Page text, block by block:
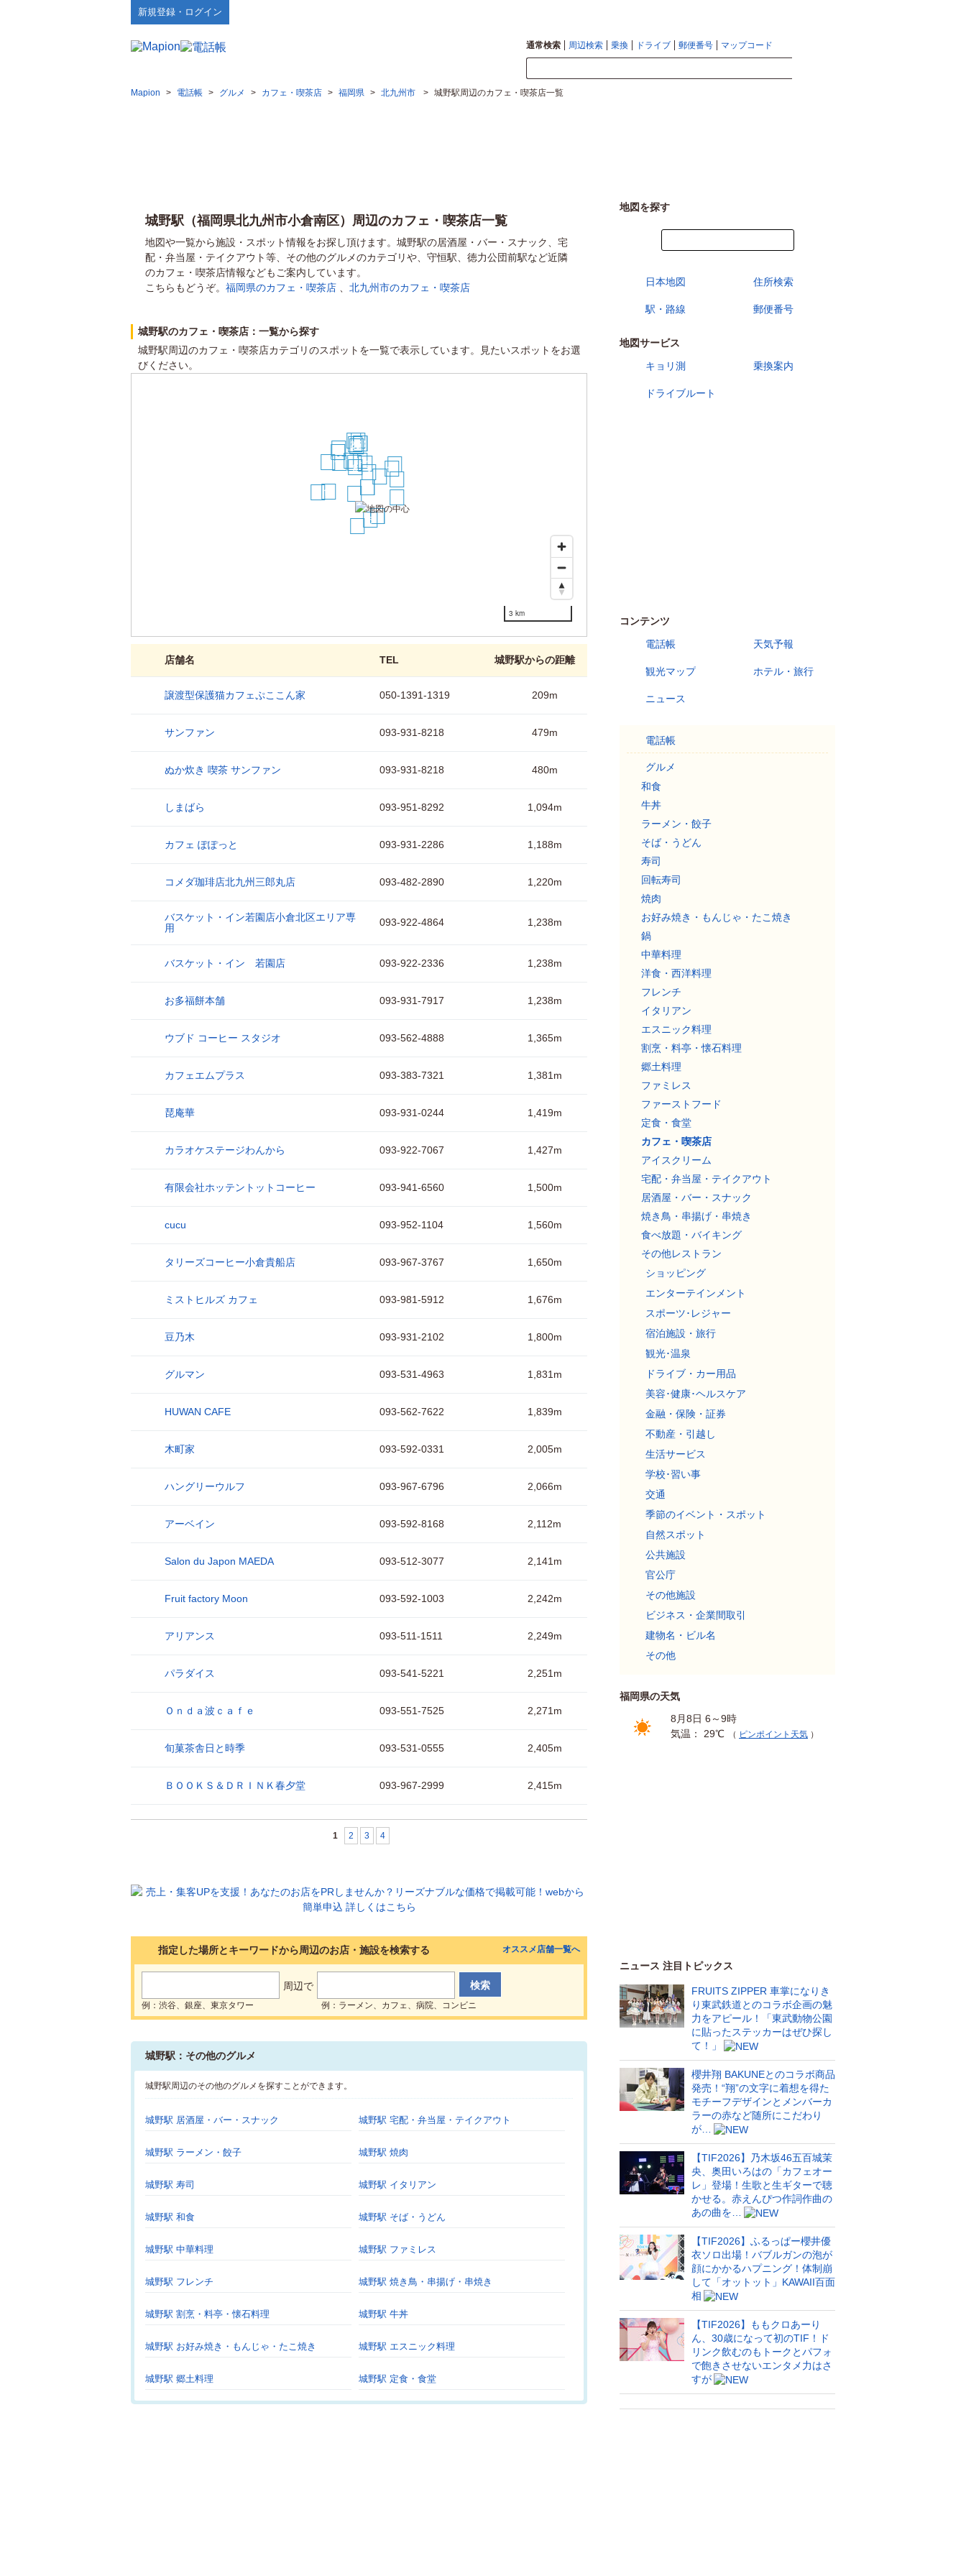
新規登録・ログイン
通常検索 周辺検索 乗換 ドライブ 郵便番号 マップコード
Mapion > 電話帳 > グルメ > カフェ・喫茶店 > 福岡県 > 北九州市 > 城野駅周辺のカフェ・喫茶店一覧
城野駅（福岡県北九州市小倉南区）周辺のカフェ・喫茶店一覧
地図や一覧から施設・スポット情報をお探し頂けます。城野駅の居酒屋・バー・スナック、宅
配・弁当屋・テイクアウト等、その他のグルメのカテゴリや、守恒駅、徳力公団前駅など近隣
のカフェ・喫茶店情報などもご案内しています。
こちらもどうぞ。 福岡県のカフェ・喫茶店 北九州市のカフェ・喫茶店
城野駅のカフェ・喫茶店：一覧から探す
城野駅周辺のカフェ・喫茶店カテゴリのスポットを一覧で表示しています。見たいスポットをお選
びください。
4
57
8
9
10
12
1314
15
16
18
19
21 22
23 24
25 2627
28
29
30
3 km
店舗名 TEL 城野駅からの距離
譲渡型保護猫カフェぷここん家 050-1391-1319 209m
サンファン 093-931-8218 479m
ぬか炊き 喫茶 サンファン 093-931-8218 480m
しまばら 093-951-8292 1,094m
カフェ ぽぽっと 093-931-2286 1,188m
コメダ珈琲店北九州三郎丸店 093-482-2890 1,220m
バスケット・イン若園店小倉北区エリア専
用
093-922-4864 1,238m
バスケット・イン 若園店 093-922-2336 1,238m
お多福餅本舗 093-931-7917 1,238m
ウブド コーヒー スタジオ 093-562-4888 1,365m
カフェエムプラス 093-383-7321 1,381m
琵庵華 093-931-0244 1,419m
カラオケステージわんから 093-922-7067 1,427m
有限会社ホッテントットコーヒー 093-941-6560 1,500m
cucu 093-952-1104 1,560m
タリーズコーヒー小倉貴船店 093-967-3767 1,650m
ミストヒルズ カフェ 093-981-5912 1,676m
豆乃木 093-931-2102 1,800m
グルマン 093-531-4963 1,831m
HUWAN CAFE 093-562-7622 1,839m
木町家 093-592-0331 2,005m
ハングリーウルフ 093-967-6796 2,066m
アーベイン 093-592-8168 2,112m
Salon du Japon MAEDA 093-512-3077 2,141m
Fruit factory Moon 093-592-1003 2,242m
アリアンス 093-511-1511 2,249m
パラダイス 093-541-5221 2,251m
Ｏｎｄａ波ｃａｆｅ 093-551-7525 2,271m
旬菓茶舎日と時季 093-531-0555 2,405m
ＢＯＯＫＳ＆ＤＲＩＮＫ春夕堂 093-967-2999 2,415m
1 2 3 4
指定した場所とキーワードから周辺のお店・施設を検索する
周辺で
例：渋谷、銀座、東京タワー 例：ラーメン、カフェ、病院、コンビニ
オススメ店舗一覧へ
城野駅：その他のグルメ
城野駅周辺のその他のグルメを探すことができます。
城野駅 居酒屋・バー・スナック 城野駅 宅配・弁当屋・テイクアウト
城野駅 ラーメン・餃子 城野駅 焼肉
城野駅 寿司 城野駅 イタリアン
城野駅 和食 城野駅 そば・うどん
城野駅 中華料理 城野駅 ファミレス
城野駅 フレンチ 城野駅 焼き鳥・串揚げ・串焼き
城野駅 割烹・料亭・懐石料理 城野駅 牛丼
城野駅 お好み焼き・もんじゃ・たこ焼き 城野駅 エスニック料理
城野駅 郷土料理 城野駅 定食・食堂
地図を探す
日本地図 住所検索
駅・路線 郵便番号
地図サービス
キョリ測
乗換案内
ドライブルート
コンテンツ
電話帳
天気予報
観光マップ ホテル・旅行
ニュース
電話帳
グルメ
和食
牛丼
ラーメン・餃子
そば・うどん
寿司
回転寿司
焼肉
お好み焼き・もんじゃ・たこ焼き
鍋
中華料理
洋食・西洋料理
フレンチ
イタリアン
エスニック料理
割烹・料亭・懐石料理
郷土料理
ファミレス
ファーストフード
定食・食堂
カフェ・喫茶店
アイスクリーム
宅配・弁当屋・テイクアウト
居酒屋・バー・スナック
焼き鳥・串揚げ・串焼き
食べ放題・バイキング
その他レストラン
ショッピング
エンターテインメント
スポーツ･レジャー
宿泊施設・旅行
観光･温泉
ドライブ・カー用品
美容･健康･ヘルスケア
金融・保険・証券
不動産・引越し
生活サービス
学校･習い事
交通
季節のイベント・スポット
自然スポット
公共施設
官公庁
その他施設
ビジネス・企業間取引
建物名・ビル名
その他
福岡県の天気
8月8日 6～9時
気温： 29℃
（ ピンポイント天気 ）
ニュース 注目トピックス
FRUITS ZIPPER 車掌になりき
り東武鉄道とのコラボ企画の魅
力をアピール！「東武動物公園
に貼ったステッカーはぜひ探し
て！」
櫻井翔 BAKUNEとのコラボ商品
発売！“翔”の文字に着想を得た
モチーフデザインとメンバーカ
ラーの赤など随所にこだわり
が…
【TIF2026】乃木坂46五百城茉
央、奥田いろはの「カフェオー
レ」登場！生歌と生ギターで聴
かせる。赤えんぴつ作詞作曲の
あの曲を…
【TIF2026】ふるっぱー櫻井優
衣ソロ出場！バブルガンの泡が
顔にかかるハプニング！体制崩
して「オットット」KAWAII百面
相
【TIF2026】ももクロあーり
ん、30歳になって初のTIF！ド
リンク飲むのもトークとパフォ
で飽きさせないエンタメ力はさ
すが